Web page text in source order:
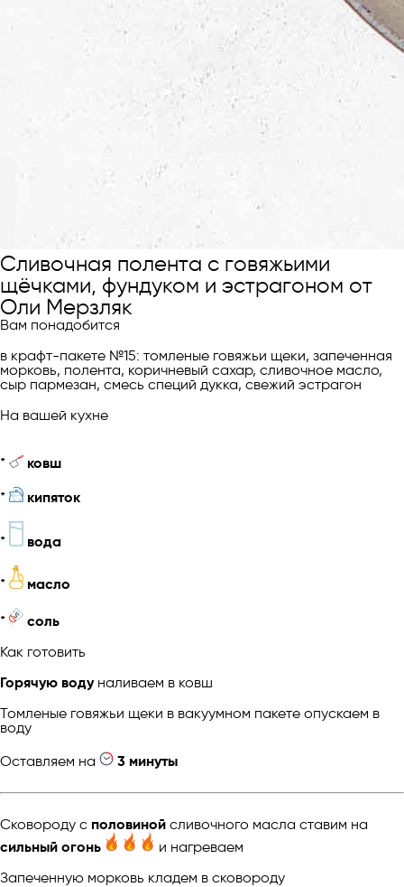
Сливочная полента с говяжьими
щёчками, фундуком и эстрагоном от
Оли Мерзляк
Вам понадобится
в крафт-пакете №15: томленые говяжьи щеки, запеченная
морковь, полента, коричневый сахар, сливочное масло,
сыр пармезан, смесь специй дукка, свежий эстрагон
На вашей кухне
* ковш
* кипяток
* вода
* масло
*
соль
Как готовить
Горячую водуналиваем в ковш
Томленые говяжьи щеки в вакуумном пакете опускаем в
воду
Оставляем на
3 минуты
Сковороду c половиной сливочного масла ставим на
сильный огонь
и нагреваем
Запеченную морковь кладем в сковороду